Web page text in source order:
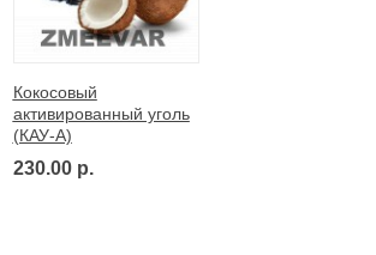
Кокосовый
активированный уголь
(КАУ-А)
230.00 р.